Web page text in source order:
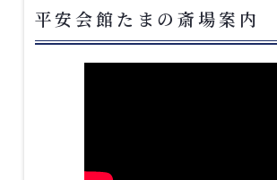
平安会館たまの斎場案内